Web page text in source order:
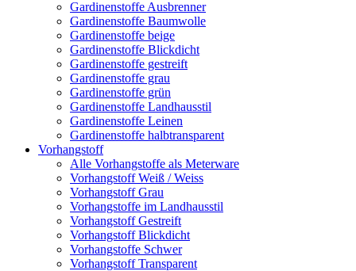
Gardinenstoffe Ausbrenner
Gardinenstoffe Baumwolle
Gardinenstoffe beige
Gardinenstoffe Blickdicht
Gardinenstoffe gestreift
Gardinenstoffe grau
Gardinenstoffe grün
Gardinenstoffe Landhausstil
Gardinenstoffe Leinen
Gardinenstoffe halbtransparent
Vorhangstoff
Alle Vorhangstoffe als Meterware
Vorhangstoff Weiß / Weiss
Vorhangstoff Grau
Vorhangstoffe im Landhausstil
Vorhangstoff Gestreift
Vorhangstoff Blickdicht
Vorhangstoffe Schwer
Vorhangstoff Transparent